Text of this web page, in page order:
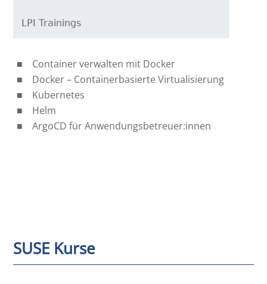
LPI Trainings
Container verwalten mit Docker
Docker – Containerbasierte Virtualisierung
Kubernetes
Helm
ArgoCD für Anwendungsbetreuer:innen
SUSE Kurse